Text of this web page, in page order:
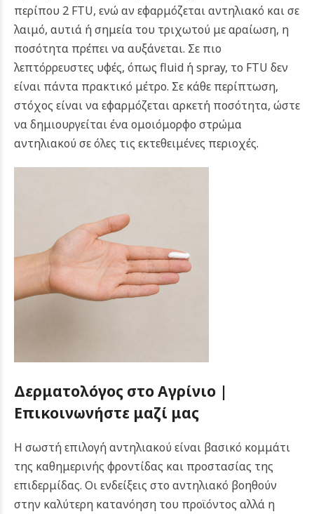
περίπου 2 FTU, ενώ αν εφαρμόζεται αντηλιακό και σε
λαιμό, αυτιά ή σημεία του τριχωτού με αραίωση, η
ποσότητα πρέπει να αυξάνεται. Σε πιο
λεπτόρρευστες υφές, όπως fluid ή spray, το FTU δεν
είναι πάντα πρακτικό μέτρο. Σε κάθε περίπτωση,
στόχος είναι να εφαρμόζεται αρκετή ποσότητα, ώστε
να δημιουργείται ένα ομοιόμορφο στρώμα
αντηλιακού σε όλες τις εκτεθειμένες περιοχές.
Δερματολόγος στο Αγρίνιο |
Επικοινωνήστε μαζί μας
Η σωστή επιλογή αντηλιακού είναι βασικό κομμάτι
της καθημερινής φροντίδας και προστασίας της
επιδερμίδας. Οι ενδείξεις στο αντηλιακό βοηθούν
στην καλύτερη κατανόηση του προϊόντος αλλά η